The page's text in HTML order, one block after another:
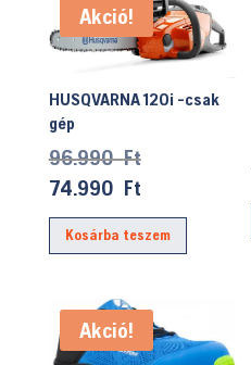
Akció!
HUSQVARNA 120i -csak
gép
96.990FtOriginal
price
was:
96.990 Ft.
74.990 FtCurrent
price
is:
Kosárba teszem
Akció!